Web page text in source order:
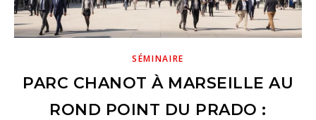
SÉMINAIRE
PARC CHANOT À MARSEILLE AU
ROND POINT DU PRADO :